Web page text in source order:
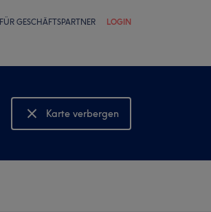
FÜR GESCHÄFTSPARTNER LOGIN
Karte verbergen
Karte anzeigen